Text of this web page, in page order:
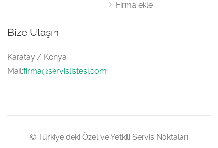
Firma ekle
Bize Ulaşın
Karatay / Konya
Mail:firma@servislistesi.com
© Türkiye'deki Özel ve Yetkili Servis Noktaları